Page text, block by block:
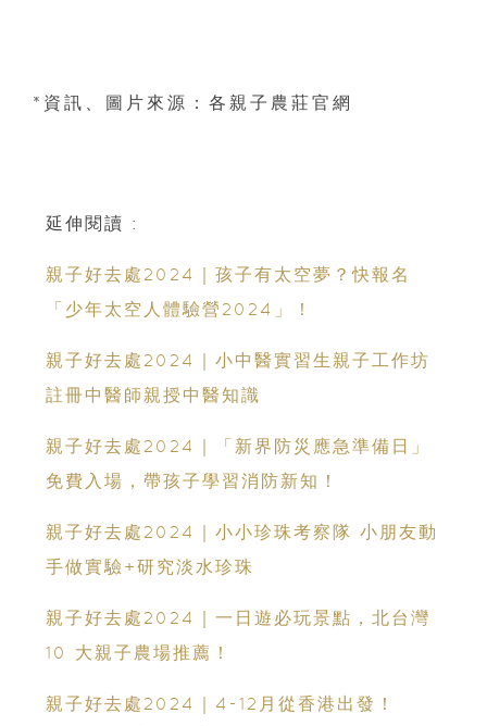
*資訊、圖片來源：各親子農莊官網
延伸閱讀 :
親子好去處2024｜孩子有太空夢？快報名
「少年太空人體驗營2024」！
親子好去處2024｜小中醫實習生親子工作坊
註冊中醫師親授中醫知識
親子好去處2024｜「新界防災應急準備日」
免費入場，帶孩子學習消防新知！
親子好去處2024｜小小珍珠考察隊 小朋友動
手做實驗+研究淡水珍珠
親子好去處2024｜一日遊必玩景點，北台灣
10 大親子農場推薦！
親子好去處2024｜4-12月從香港出發！